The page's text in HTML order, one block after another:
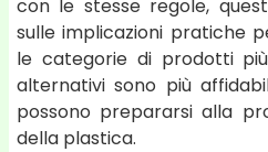
con le stesse regole,
sulle implicazioni pratiche
le categorie di prodotti
alternativi sono più
possono prepararsi alla
della plastica.